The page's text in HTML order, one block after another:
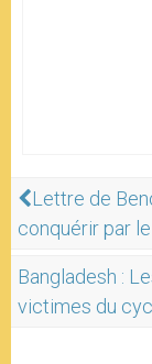
Lettre de
conquérir par
Bangladesh :
victimes du